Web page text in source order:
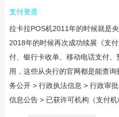
支付资质
拉卡拉POS机2011年的时候就是
2018年的时候再次成功续展《支
付、银行卡收单、移动电话支付
用，这些从央行的官网都是能查
务公开 > 行政执法信息 > 行政审
信息公告 > 已获许可机构（支付机